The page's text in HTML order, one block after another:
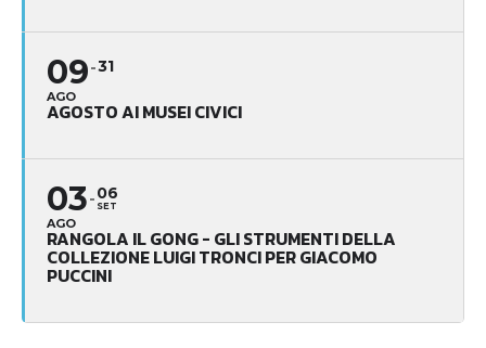
09
AGO
31
AGOSTO AI MUSEI CIVICI
03
AGO
06
SET
RANGOLA IL GONG - GLI STRUMENTI DELLA
COLLEZIONE LUIGI TRONCI PER GIACOMO
PUCCINI